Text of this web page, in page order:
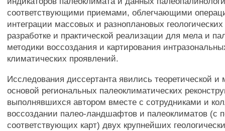
соответствующими приемами, облегчающими
интеграции массовых и разноплановых
разработке и практической реализации для мела и
методики воссоздания и картирования
климатических проявлений.
Исследования диссертанта явились теоретической и
основой региональных палеоклиматических
выполнявшихся автором вместе с сотрудниками и
воссоздании палео-ландшафтов и палеоклиматов (с
соответствующих карт) двух крупнейших